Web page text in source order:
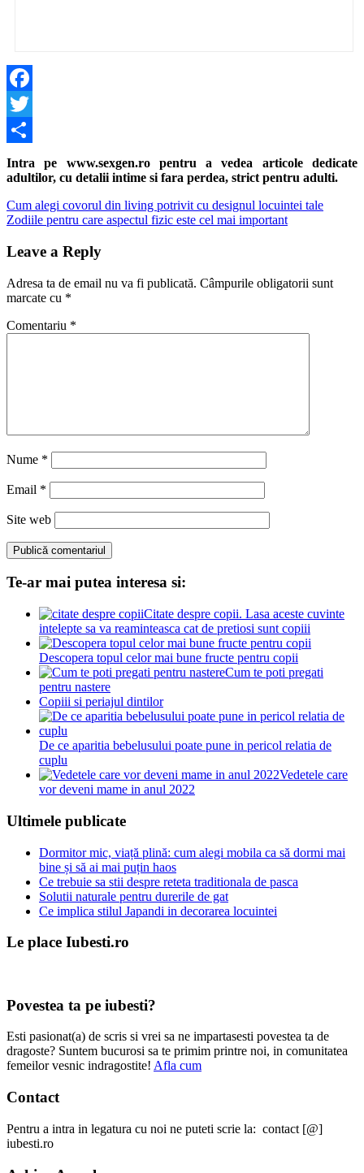
Facebook
Twitter
Share
Intra pe www.sexgen.ro pentru a vedea articole dedicate
adultilor, cu detalii intime si fara perdea, strict pentru adulti.
Navigare
în
articole
Previous
Post:
Cum alegi covorul din living potrivit cu designul locuintei tale
Next
Zodiile pentru care aspectul fizic este cel mai important
Leave a Reply
Adresa ta de email nu va fi publicată. Câmpurile obligatorii sunt
marcate cu *
Comentariu *
Nume *
Email *
Site web
Te-ar mai putea interesa si:
Citate despre copii. Lasa aceste cuvinte
intelepte sa va reaminteasca cat de pretiosi sunt copiii
Descopera topul celor mai bune fructe pentru copii
Cum te poti pregati
pentru nastere
Copiii si periajul dintilor
De ce aparitia bebelusului poate pune in pericol relatia de
cuplu
Vedetele care
vor deveni mame in anul 2022
Ultimele publicate
Dormitor mic, viață plină: cum alegi mobila ca să dormi mai
bine și să ai mai puțin haos
Ce trebuie sa stii despre reteta traditionala de pasca
Solutii naturale pentru durerile de gat
Ce implica stilul Japandi in decorarea locuintei
Le place Iubesti.ro
Povestea ta pe iubesti?
Esti pasionat(a) de scris si vrei sa ne impartasesti povestea ta de
dragoste? Suntem bucurosi sa te primim printre noi, in comunitatea
femeilor vesnic indragostite! Afla cum
Contact
Pentru a intra in legatura cu noi ne puteti scrie la: contact [@]
iubesti.ro